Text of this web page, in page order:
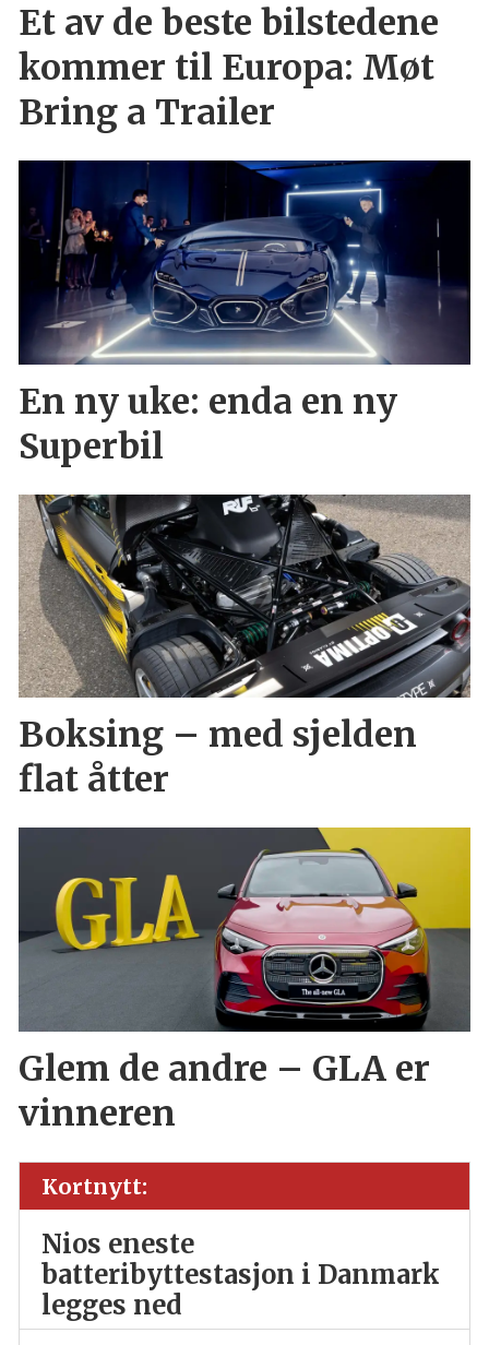
Et av de beste bilstedene
kommer til Europa: Møt
Bring a Trailer
En ny uke: enda en ny
Superbil
Boksing – med sjelden
flat åtter
Glem de andre – GLA er
vinneren
Kortnytt:
Nios eneste
batteribyttestasjon i Danmark
legges ned